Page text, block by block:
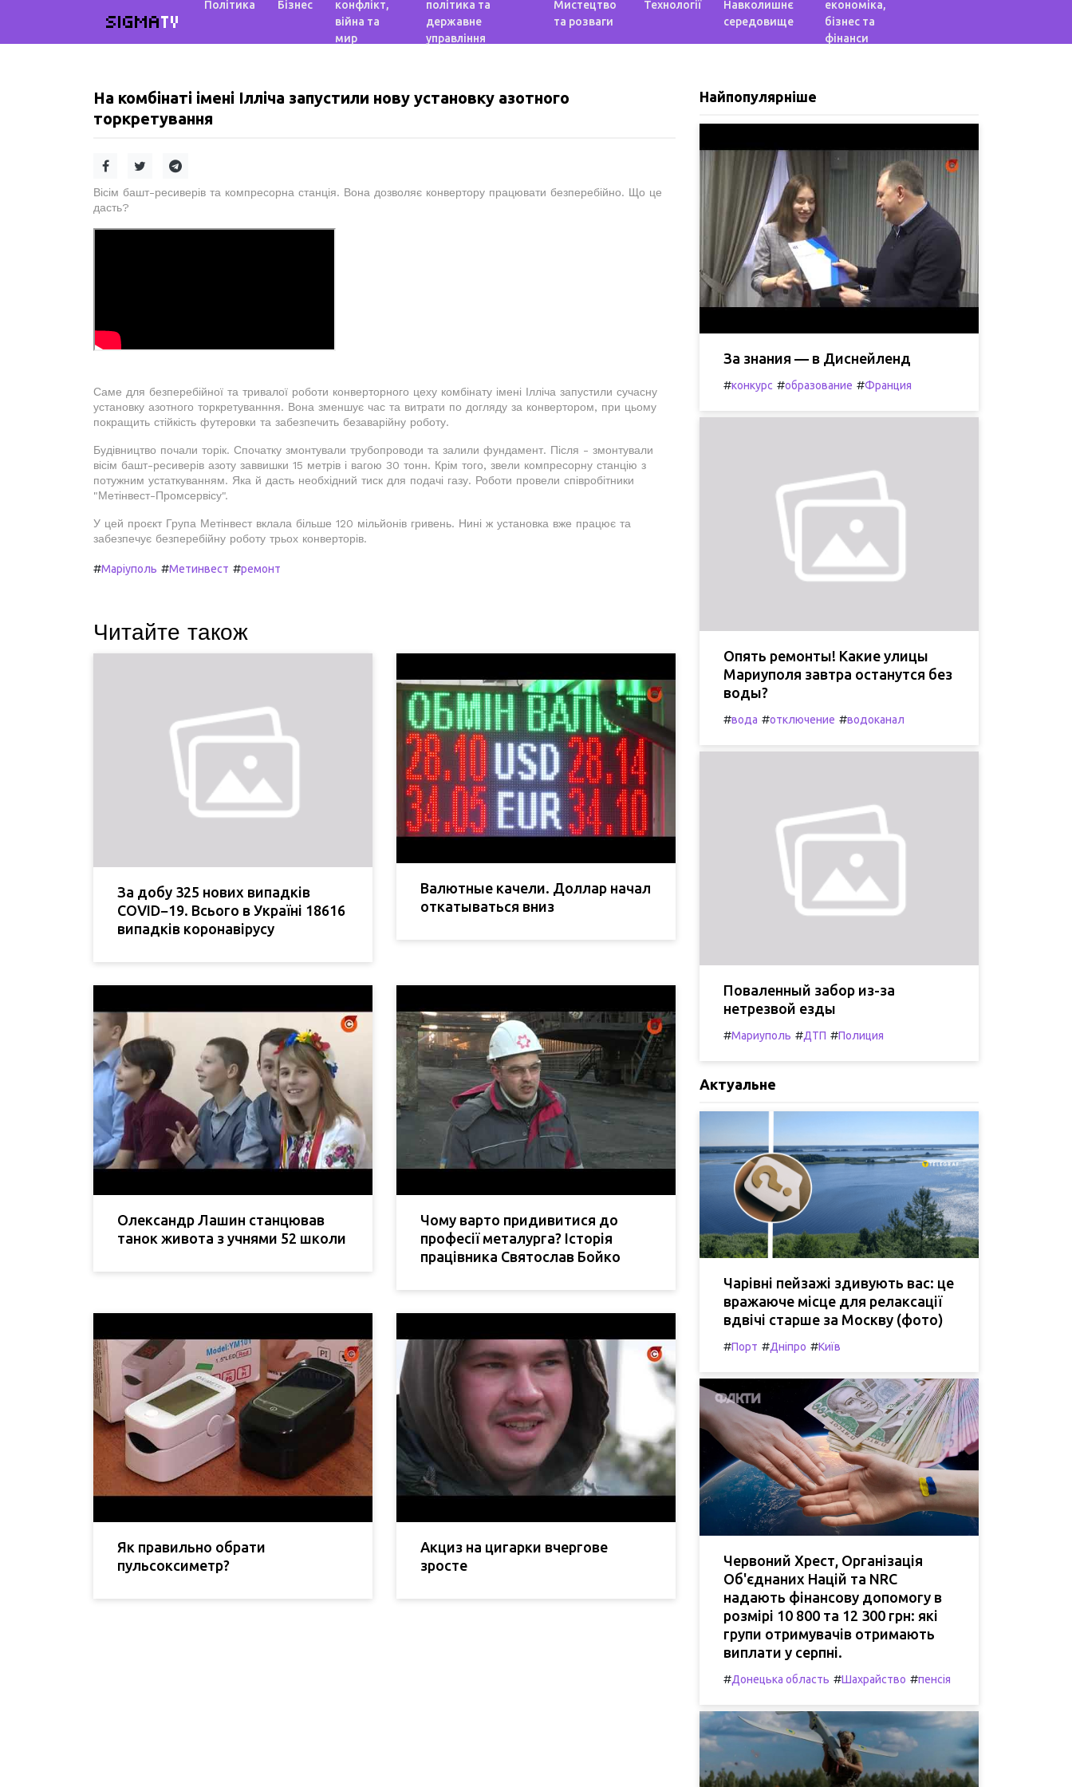
SIGMATV
Політика Бізнес
конфлікт,
війна та
мир
політика та
державне
управління
Мистецтво
та розваги
Технології
Навколишнє
середовище
економіка,
бізнес та
фінанси
На комбінаті імені Ілліча запустили нову установку азотного
торкретування
Вісім башт-ресиверів та компресорна станція. Вона дозволяє конвертору працювати безперебійно. Що це
дасть?
Саме для безперебійної та тривалої роботи конверторного цеху комбінату імені Ілліча запустили сучасну
установку азотного торкретуванння. Вона зменшує час та витрати по догляду за конвертором, при цьому
покращить стійкість футеровки та забезпечить безаварійну роботу.
Будівництво почали торік. Спочатку змонтували трубопроводи та залили фундамент. Після - змонтували
вісім башт-ресиверів азоту заввишки 15 метрів і вагою 30 тонн. Крім того, звели компресорну станцію з
потужним устаткуванням. Яка й дасть необхідний тиск для подачі газу. Роботи провели співробітники
"Метінвест-Промсервісу".
У цей проєкт Група Метінвест вклала більше 120 мільйонів гривень. Нині ж установка вже працює та
забезпечує безперебійну роботу трьох конверторів.
#Маріуполь #Метинвест #ремонт
Читайте також
За добу 325 нових випадків
COVID−19. Всього в Україні 18616
випадків коронавірусу
Валютные качели. Доллар начал
откатываться вниз
Олександр Лашин станцював
танок живота з учнями 52 школи
Чому варто придивитися до
професії металурга? Історія
працівника Святослав Бойко
Як правильно обрати
пульсоксиметр?
Акциз на цигарки вчергове
зросте
Найпопулярніше
За знания — в Диснейленд
#конкурс #образование #Франция
Опять ремонты! Какие улицы
Мариуполя завтра останутся без
воды?
#вода #отключение #водоканал
Поваленный забор из-за
нетрезвой езды
#Мариуполь #ДТП #Полиция
Актуальне
Чарівні пейзажі здивують вас: це
вражаюче місце для релаксації
вдвічі старше за Москву (фото)
#Порт #Дніпро #Київ
Червоний Хрест, Організація
Об'єднаних Націй та NRC
надають фінансову допомогу в
розмірі 10 800 та 12 300 грн: які
групи отримувачів отримають
виплати у серпні.
#Донецька область #Шахрайство #пенсія